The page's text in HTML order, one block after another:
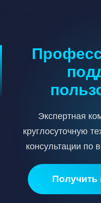
Экспертная
круглосуточную
консультации по
Получить